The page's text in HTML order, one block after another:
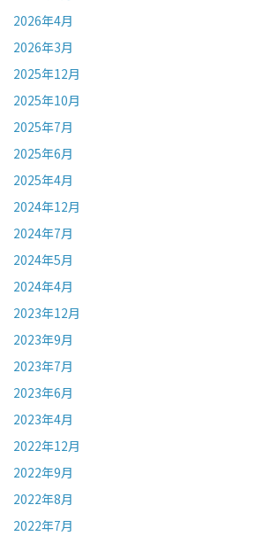
2026年4月
2026年3月
2025年12月
2025年10月
2025年7月
2025年6月
2025年4月
2024年12月
2024年7月
2024年5月
2024年4月
2023年12月
2023年9月
2023年7月
2023年6月
2023年4月
2022年12月
2022年9月
2022年8月
2022年7月